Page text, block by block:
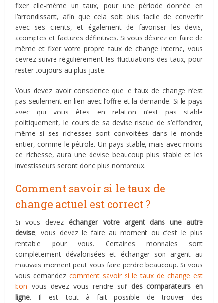
fixer elle-même un taux, pour une période donnée en
l’arrondissant, afin que cela soit plus facile de convertir
avec ses clients, et également de favoriser les devis,
acomptes et factures définitives. Si vous désirez en faire de
même et fixer votre propre taux de change interne, vous
devrez suivre régulièrement les fluctuations des taux, pour
rester toujours au plus juste.
Vous devez avoir conscience que le taux de change n’est
pas seulement en lien avec l’offre et la demande. Si le pays
avec qui vous êtes en relation n’est pas stable
politiquement, le cours de sa devise risque de s’effondrer,
même si ses richesses sont convoitées dans le monde
entier, comme le pétrole. Un pays stable, mais avec moins
de richesse, aura une devise beaucoup plus stable et les
investisseurs seront donc plus nombreux.
Comment savoir si le taux de
change actuel est correct ?
Si vous devezéchanger votre argent dans une autre
devise, vous devez le faire au moment ou c’est le plus
rentable pour vous. Certaines monnaies sont
complètement dévalorisées et échanger son argent au
mauvais moment peut vous faire perdre beaucoup. Si vous
vous demandez comment savoir si le taux de change est
bon vous devez vous rendre sur des comparateurs en
ligne. Il est tout à fait possible de trouver des